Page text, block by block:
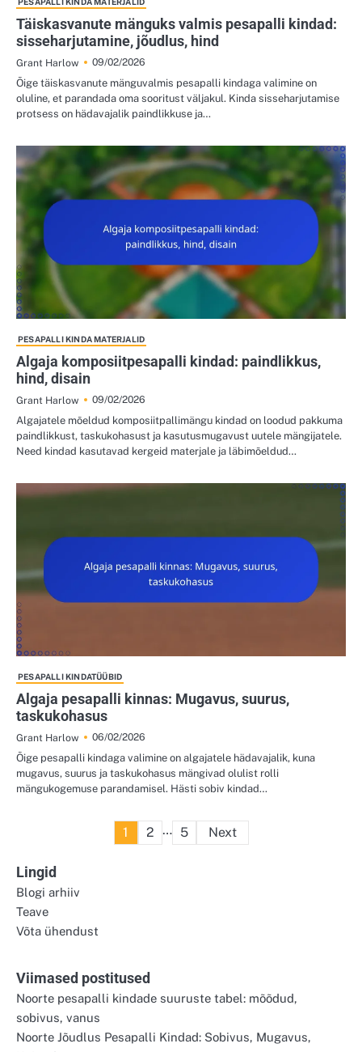
Täiskasvanute mänguks valmis pesapalli kindad:
sisseharjutamine, jõudlus, hind
Grant Harlow
09/02/2026
Õige täiskasvanute mänguvalmis pesapalli kindaga valimine on
oluline, et parandada oma sooritust väljakul. Kinda sisseharjutamise
protsess on hädavajalik paindlikkuse ja…
PESAPALLI KINDA MATERJALID
Algaja komposiitpesapalli kindad: paindlikkus,
hind, disain
Grant Harlow
09/02/2026
Algajatele mõeldud komposiitpallimängu kindad on loodud pakkuma
paindlikkust, taskukohasust ja kasutusmugavust uutele mängijatele.
Need kindad kasutavad kergeid materjale ja läbimõeldud…
PESAPALLI KINDATÜÜBID
Algaja pesapalli kinnas: Mugavus, suurus,
taskukohasus
Grant Harlow
06/02/2026
Õige pesapalli kindaga valimine on algajatele hädavajalik, kuna
mugavus, suurus ja taskukohasus mängivad olulist rolli
mängukogemuse parandamisel. Hästi sobiv kindad…
Posts
1 2 … 5 Next
Lingid
Blogi arhiiv
Teave
Võta ühendust
Viimased postitused
Noorte pesapalli kindade suuruste tabel: mõõdud,
sobivus, vanus
Noorte Jõudlus Pesapalli Kindad: Sobivus, Mugavus,